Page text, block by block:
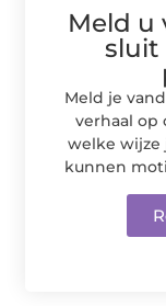
Meld u
sluit
Meld je
verhaal op
welke wijze
kunnen